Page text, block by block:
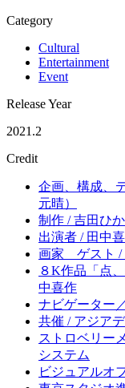
Category
Cultural
Entertainment
Event
Release Year
2021.2
Credit
企画、構成、
元晴）
制作 / 吉田ひ
出演者 / 田中
画家 ゲスト /
８K作品「点
中喜作
ナビゲーター
共催 / アジア
ストロベリー
システム
ビジュアルオ